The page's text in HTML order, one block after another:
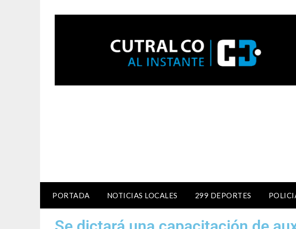
PORTADA NOTICIAS LOCALES 299 DEPORTES